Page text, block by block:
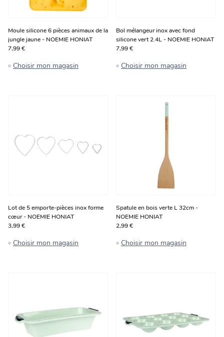
Moule silicone 6 pièces animaux de la
jungle jaune - NOEMIE HONIAT
7,99 €
Choisir mon magasin
Bol mélangeur inox avec fond
silicone vert 2.4L - NOEMIE HONIAT
7,99 €
Choisir mon magasin
Lot de 5 emporte-pièces inox forme
cœur - NOEMIE HONIAT
3,99 €
Choisir mon magasin
Spatule en bois verte L 32cm -
NOEMIE HONIAT
2,99 €
Choisir mon magasin